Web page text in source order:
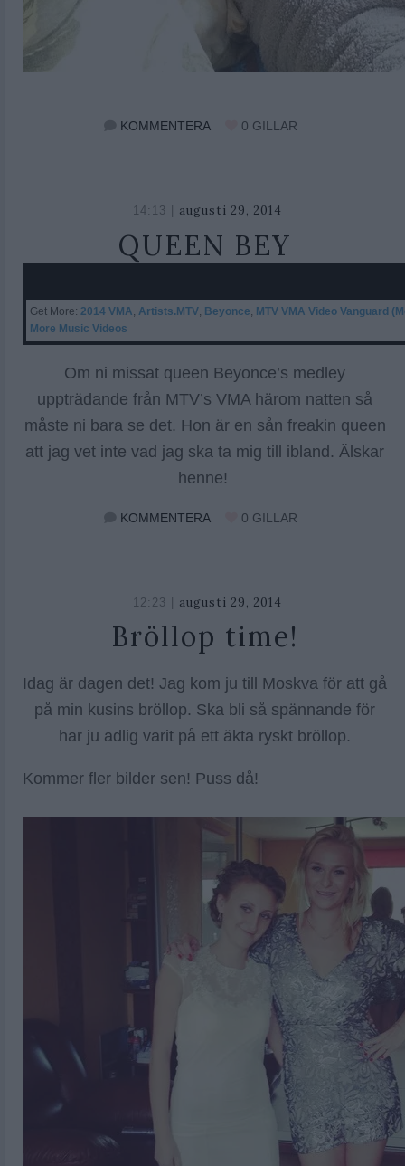
0 GILLAR
KOMMENTERA
14:13 | augusti 29, 2014
2018
QUEEN BEY
Get More: 2014 VMA Artists.MTV Beyonce MTV VMA Video Vanguard
More Music Videos
Om ni missat queen Beyonce’s medley
uppträdande från MTV’s VMA härom natten så
måste ni bara se det. Hon är en sån freakin queen
att jag vet inte vad jag ska ta mig till ibland. Älskar
henne!
0 GILLAR
KOMMENTERA
12:23 | augusti 29, 2014
2018
Bröllop time!
Idag är dagen det! Jag kom ju till Moskva för att gå
på min kusins bröllop. Ska bli så spännande för
har ju adlig varit på ett äkta ryskt bröllop.
Kommer fler bilder sen! Puss då!